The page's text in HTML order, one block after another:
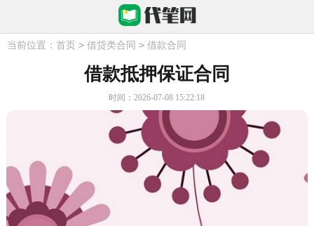
当前位置： 首页 > 借贷类合同 > 借款合同
借款抵押保证合同
时间：2026-07-08 15:22:18